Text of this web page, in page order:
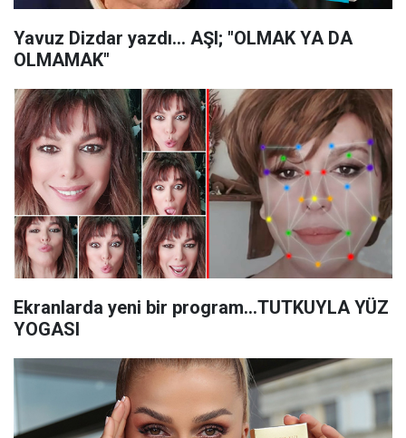
Yavuz Dizdar yazdı... AŞI; "OLMAK YA DA
OLMAMAK"
Ekranlarda yeni bir program…TUTKUYLA YÜZ
YOGASI